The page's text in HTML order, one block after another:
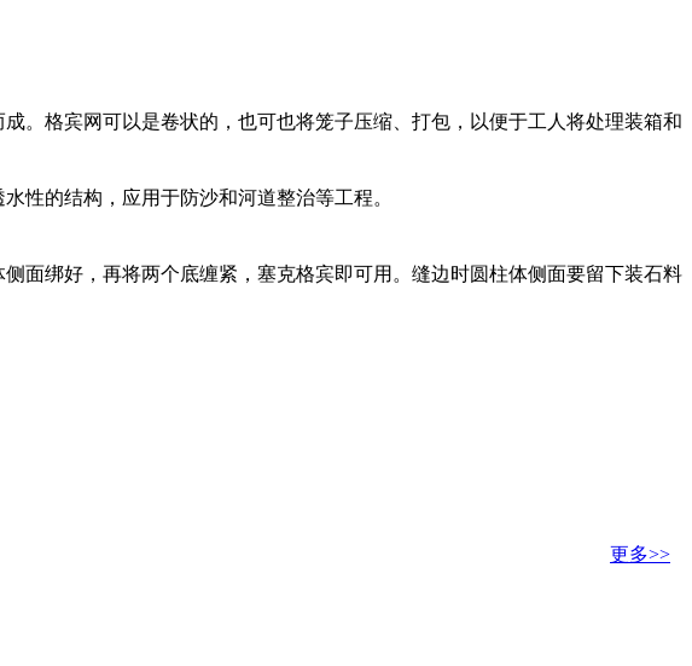
。格宾网可以是卷状的，也可也将笼子压缩、打包，以便于工人将处理装箱和
性的结构，应用于防沙和河道整治等工程。
面绑好，再将两个底缠紧，塞克格宾即可用。缝边时圆柱体侧面要留下装石料
更多>>